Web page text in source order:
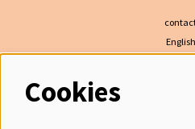
English
Cookies